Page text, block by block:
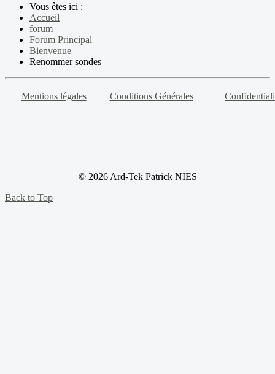
Vous êtes ici :
Accueil
forum
Forum Principal
Bienvenue
Renommer sondes
Mentions légales Conditions Générales
© 2026 Ard-Tek Patrick NIES
Back to Top